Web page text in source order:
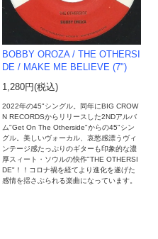
BOBBY OROZA / THE OTHERSI
DE ​/​ MAKE ME BELIEVE (7")
1,280円(税込)
2022年の45"シングル。同年にBIG CROW
N RECORDSからリリースした2NDアルバ
ム"Get On The Otherside"からの45"シン
グル。美しいヴォーカル、哀愁感漂うヴィ
ンテージ感たっぷりのギターも印象的な濃
厚スィート・ソウルの快作"THE OTHERSI
DE"！！コロナ禍を経てより進化を遂げた
感情を揺さぶられる楽曲になっています。